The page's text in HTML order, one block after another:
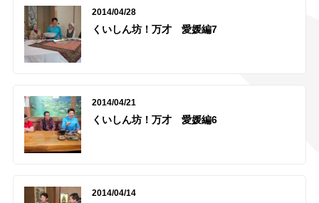
2014/04/28
くいしん坊！万才 愛媛編7
2014/04/21
くいしん坊！万才 愛媛編6
2014/04/14